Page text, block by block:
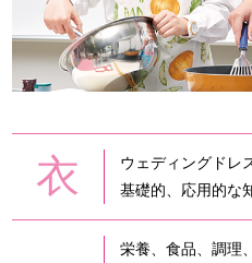
衣
ウェディングドレ
基礎的、応用的な
栄養、食品、調理